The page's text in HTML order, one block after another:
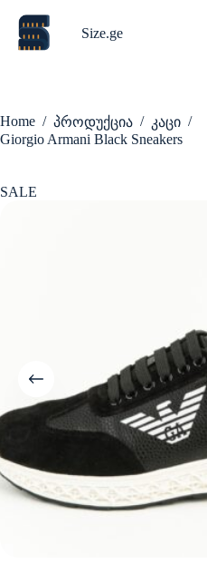
content
Size.ge
Home / პროდუქცია / კაცი /
Giorgio Armani Black Sneakers
SALE